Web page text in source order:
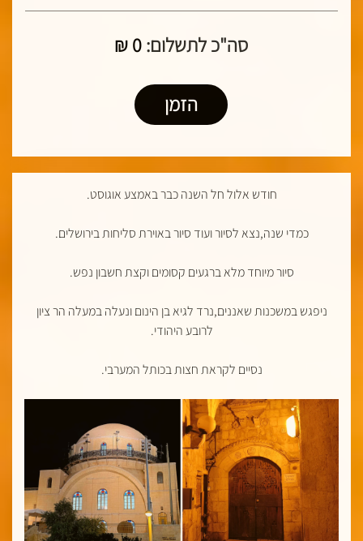
סה"כ לתשלום:0
₪
הזמן
חודש אלול חל השנה כבר באמצע אוגוסט.
כמדי שנה,נצא לסיור ועוד סיור באוירת סליחות בירושלים.
סיור מיוחד מלא ברגעים קסומים וקצת חשבון נפש.
ניפגש במשכנות שאננים,נרד לגיא בן הינום ונעלה במעלה הר ציון
לרובע היהודי.
נסיים לקראת חצות בכותל המערבי.